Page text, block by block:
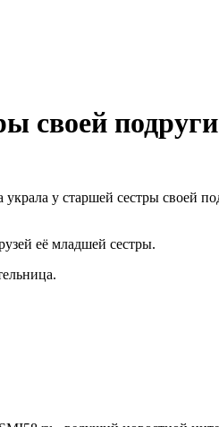
своей подруги
украла у старшей сестры своей
её младшей сестры.